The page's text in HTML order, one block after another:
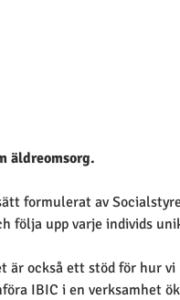
äldreomsorg.
formulerat av
följa upp varje individs
är också ett stöd för hur
IBIC i en verksamhet